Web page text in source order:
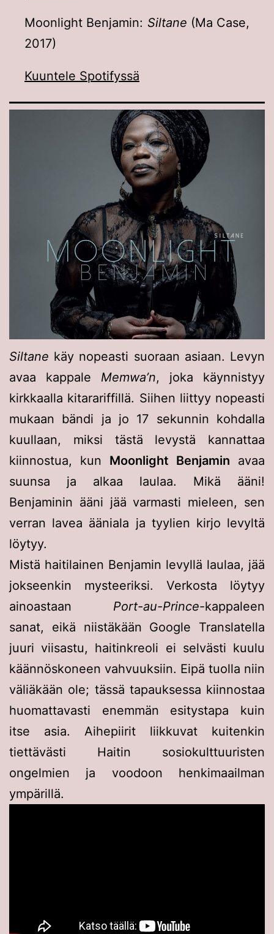
Moonlight Benjamin: Siltane (Ma Case,
2017)
Kuuntele Spotifyssä
Siltane käy nopeasti suoraan asiaan. Levyn
avaa kappale Memwa’n, joka käynnistyy
kirkkaalla kitarariffillä. Siihen liittyy nopeasti
mukaan bändi ja jo 17 sekunnin kohdalla
kuullaan, miksi tästä levystä kannattaa
kiinnostua, kun Moonlight Benjamin avaa
suunsa ja alkaa laulaa. Mikä ääni!
Benjaminin ääni jää varmasti mieleen, sen
verran lavea ääniala ja tyylien kirjo levyltä
löytyy.
Mistä haitilainen Benjamin levyllä laulaa, jää
jokseenkin mysteeriksi. Verkosta löytyy
ainoastaan Port-au-Prince-kappaleen
sanat, eikä niistäkään Google Translatella
juuri viisastu, haitinkreoli ei selvästi kuulu
käännöskoneen vahvuuksiin. Eipä tuolla niin
väliäkään ole; tässä tapauksessa kiinnostaa
huomattavasti enemmän esitystapa kuin
itse asia. Aihepiirit liikkuvat kuitenkin
tiettävästi Haitin sosiokulttuuristen
ongelmien ja voodoon henkimaailman
ympärillä.